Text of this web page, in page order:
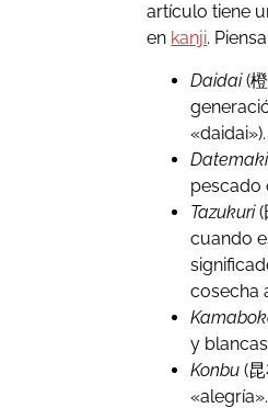
artículo tiene
en kanji.
Daidai(
«daidai»).
Datemaki
pescado
Tazukuri(
cuando
cosecha
y
Konbu (
«alegría».